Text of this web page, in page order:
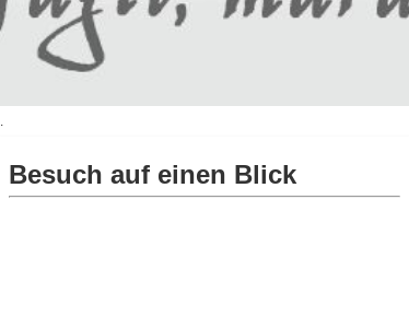
Besuch auf einen Blick